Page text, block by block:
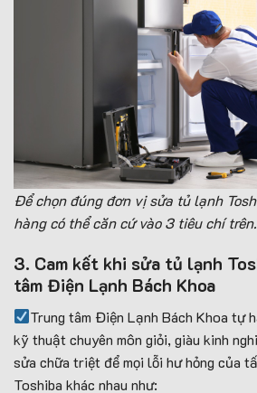
Để chọn đúng đơn vị sửa tủ lạnh
hàng có thể căn cứ vào 3 tiêu chí trên.
3. Cam kết khi sửa tủ lạnh
tâm Điện Lạnh Bách Khoa
Trung tâm Điện Lạnh Bách Khoa tự
kỹ thuật chuyên môn giỏi, giàu kinh
sửa chữa triệt để mọi lỗi hư hỏng của
Toshiba khác nhau như: